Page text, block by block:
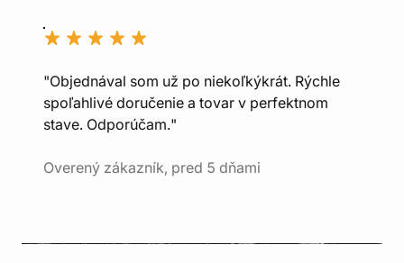
"Objednával som už po niekoľkýkrát. Rýchle
spoľahlivé doručenie a tovar v perfektnom
stave. Odporúčam."
Overený zákazník, pred 5 dňami